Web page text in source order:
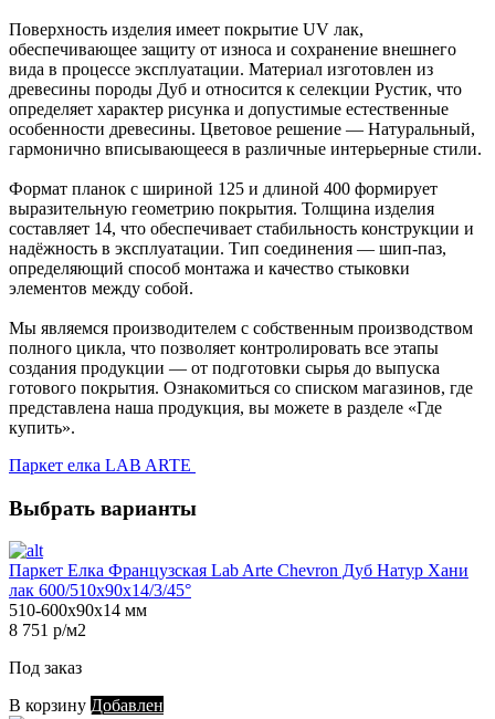
Поверхность изделия имеет покрытие UV лак,
обеспечивающее защиту от износа и сохранение внешнего
вида в процессе эксплуатации. Материал изготовлен из
древесины породы Дуб и относится к селекции Рустик, что
определяет характер рисунка и допустимые естественные
особенности древесины. Цветовое решение — Натуральный,
гармонично вписывающееся в различные интерьерные стили.
Формат планок с шириной 125 и длиной 400 формирует
выразительную геометрию покрытия. Толщина изделия
составляет 14, что обеспечивает стабильность конструкции и
надёжность в эксплуатации. Тип соединения — шип-паз,
определяющий способ монтажа и качество стыковки
элементов между собой.
Мы являемся производителем с собственным производством
полного цикла, что позволяет контролировать все этапы
создания продукции — от подготовки сырья до выпуска
готового покрытия. Ознакомиться со списком магазинов, где
представлена наша продукция, вы можете в разделе «Где
купить».
Паркет елка LAB ARTE
Выбрать варианты
Паркет Елка Французская Lab Arte Chevron Дуб Натур Хани
лак 600/510х90х14/3/45°
510-600х90х14 мм
8 751 р/м2
Под заказ
В корзину Добавлен